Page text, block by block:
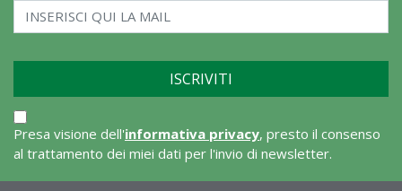
Presa visione dell'informativa privacy, presto il consenso
al trattamento dei miei dati per l'invio di newsletter.